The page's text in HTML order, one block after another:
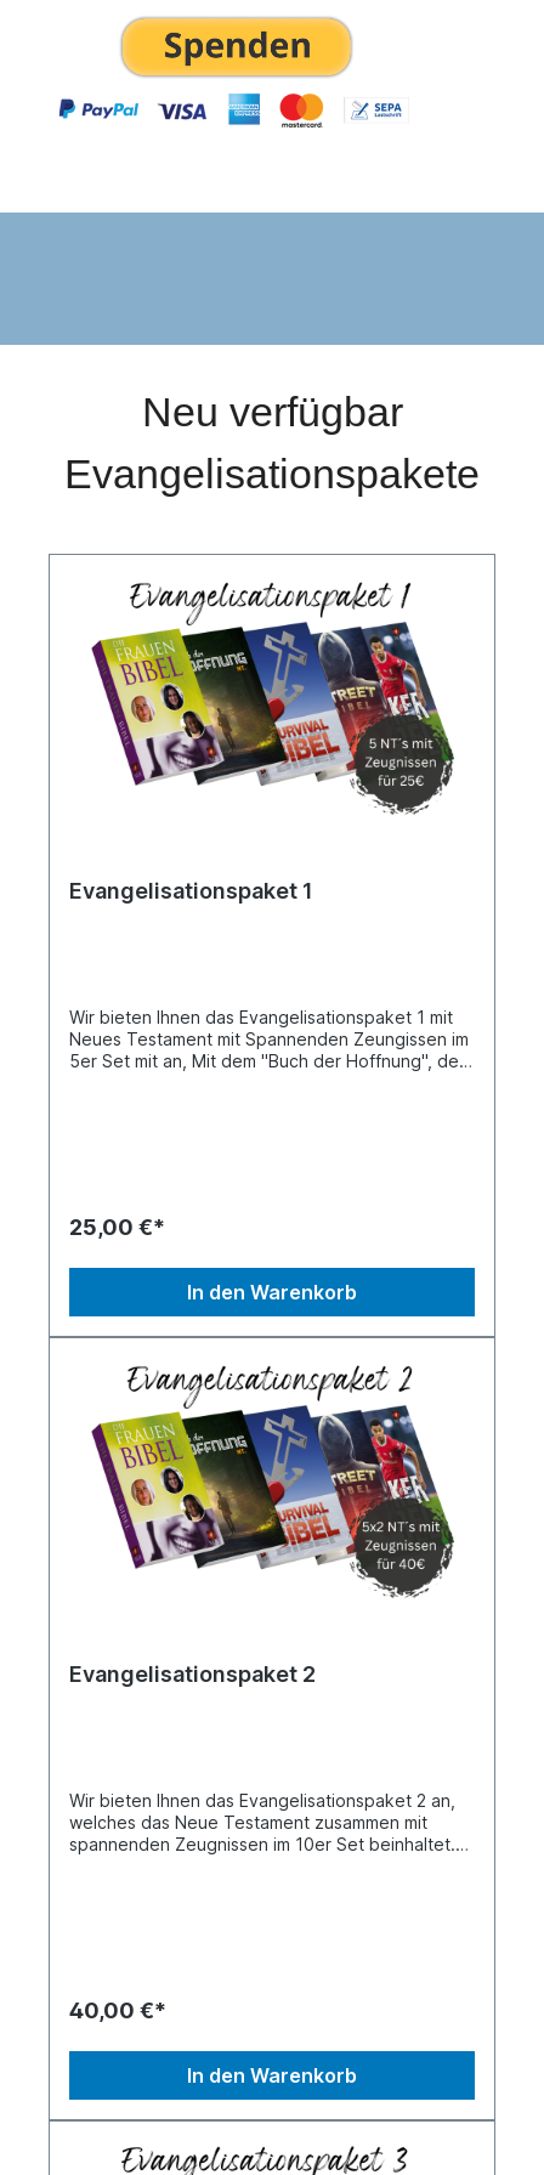
Neu verfügbar
Evangelisationspakete
Evangelisationspaket 1
Wir bieten Ihnen das Evangelisationspaket 1 mit
Neues Testament mit Spannenden Zeungissen im
5er Set mit an, Mit dem "Buch der Hoffnung", der
25,00 €*
In den Warenkorb
Evangelisationspaket 2
Wir bieten Ihnen das Evangelisationspaket 2 an,
welches das Neue Testament zusammen mit
spannenden Zeugnissen im 10er Set beinhaltet.
40,00 €*
In den Warenkorb